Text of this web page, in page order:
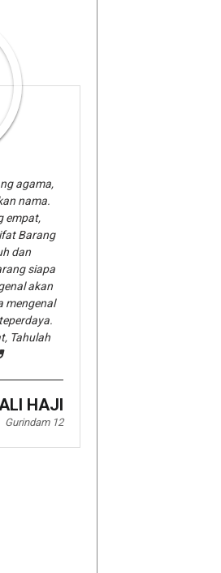
agama,
nama.
empat,
Barang
dan
siapa
akan
mengenal
Tahulah
HAJI
Gurindam 12